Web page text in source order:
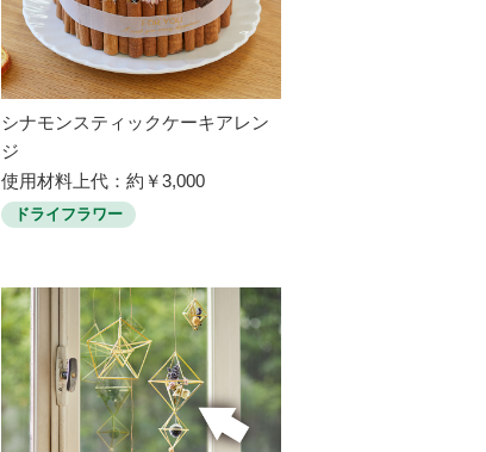
シナモンスティックケーキアレン
ジ
使用材料上代：約￥3,000
ドライフラワー